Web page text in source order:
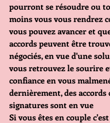
pourront se résoudre ou
moins vous vous rendrez
vous pouvez avancer et
accords peuvent être
négociés, en vue d'une
vous retrouvez le sourire
confiance en vous
dernièrement, des accords
signatures sont en vue
Si vous êtes en couple